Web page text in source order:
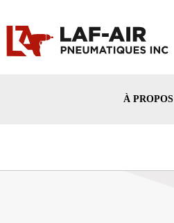
À PROPOS